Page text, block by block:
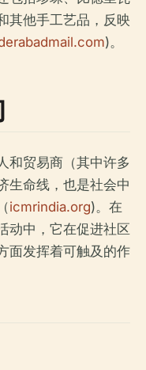
其他手工艺品，反映
)。
和贸易商（其中许多
生命线，也是社会中
icmrindia.org)。在
动中，它在促进社区
面发挥着可触及的作